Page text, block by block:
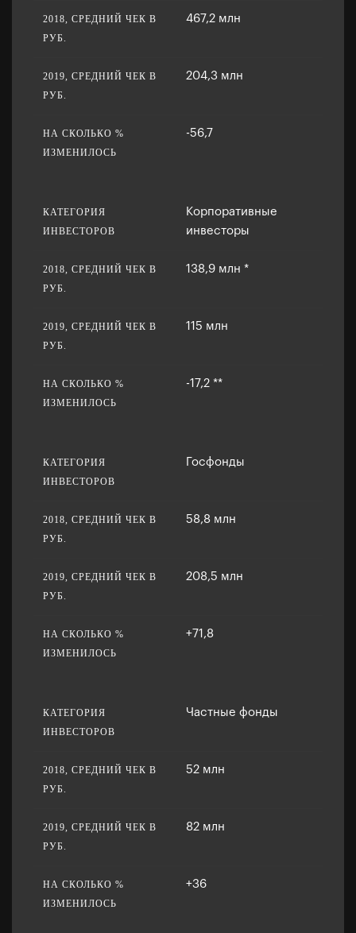
467,2 млн
204,3 млн
-56,7
Корпоративные
инвесторы
138,9 млн *
115 млн
-17,2 **
Госфонды
58,8 млн
208,5 млн
+71,8
Частные фонды
52 млн
82 млн
+36